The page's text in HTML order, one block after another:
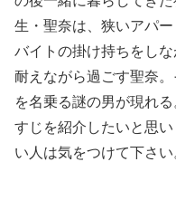
生・聖奈は、狭いアパ
バイトの掛け持ちをし
耐えながら過ごす聖奈
を名乗る謎の男が現れ
すじを紹介したいと思
い人は気をつけて下さい